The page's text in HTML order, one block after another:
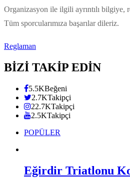
Organizasyon ile ilgili ayrıntılı bilgiye,
Tüm sporcularımıza başarılar dileriz.
Reglaman
BİZİ TAKİP EDİN
5.5KBeğeni
2.7KTakipçi
22.7KTakipçi
2.5KTakipçi
POPÜLER
Eğirdir Triatlonu